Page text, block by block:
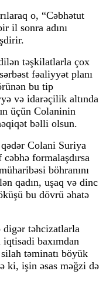
o, “Cəbhətut
il sonra adını
təşkilatlarla çox
fəaliyyət planı
bu tip
və idarəçilik altında
üçün Colaninin
bəlli olsun.
Colani Suriya
formalaşdırsa
böhranını
qadın, uşaq və dinc
bu dövrü əhatə
digər təhcizatlarla
baxımdan
təminatı böyük
ki, işin əsas məğzi də